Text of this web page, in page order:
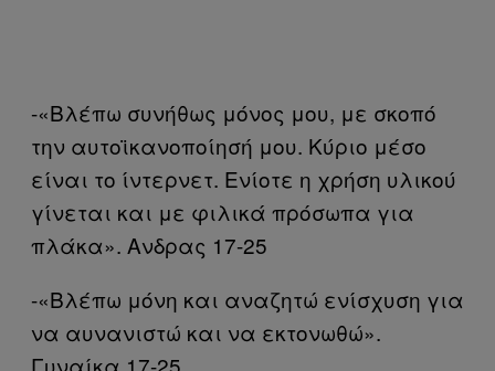
-«Βλέπω συνήθως μόνος μου, με σκοπό
την αυτοϊκανοποίησή μου. Κύριο μέσο
είναι το ίντερνετ. Ενίοτε η χρήση υλικού
γίνεται και με φιλικά πρόσωπα για
πλάκα». Ανδρας 17-25
-«Βλέπω μόνη και αναζητώ ενίσχυση για
να αυνανιστώ και να εκτονωθώ».
Γυναίκα 17-25